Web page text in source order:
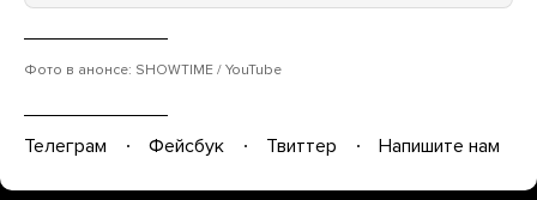
Фото в анонсе: SHOWTIME / YouTube
Телеграм Фейсбук Твиттер Напишите нам